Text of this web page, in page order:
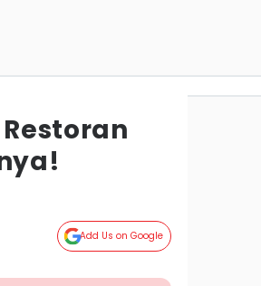
Add Us on Google